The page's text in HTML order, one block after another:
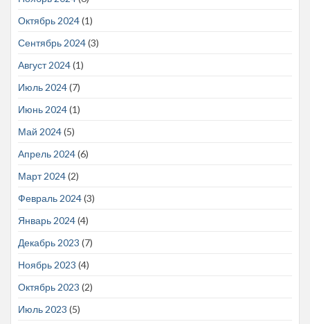
Октябрь 2024(1)
Сентябрь 2024(3)
Август 2024(1)
Июль 2024(7)
Июнь 2024(1)
Май 2024(5)
Апрель 2024(6)
Март 2024(2)
Февраль 2024(3)
Январь 2024(4)
Декабрь 2023 (7)
Ноябрь 2023 (4)
Октябрь 2023 (2)
Июль 2023 (5)